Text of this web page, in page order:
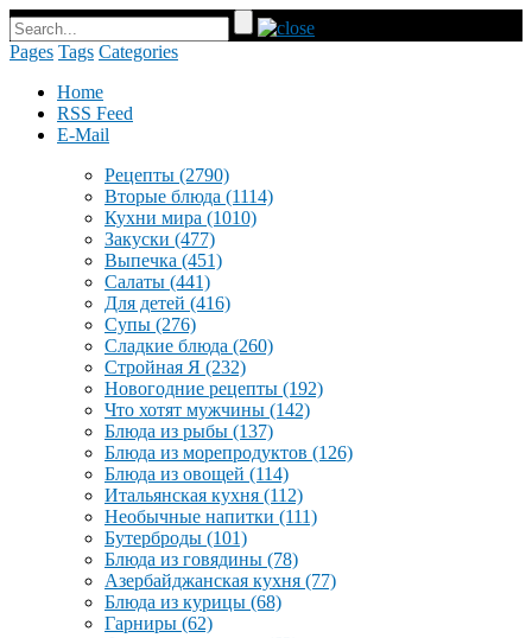
Pages Tags Categories
Home
RSS Feed
E-Mail
Рецепты (2790)
Вторые блюда (1114)
Кухни мира (1010)
Закуски (477)
Выпечка (451)
Салаты (441)
Для детей (416)
Супы (276)
Сладкие блюда (260)
Стройная Я (232)
Новогодние рецепты (192)
Что хотят мужчины (142)
Блюда из рыбы (137)
Блюда из морепродуктов (126)
Блюда из овощей (114)
Итальянская кухня (112)
Необычные напитки (111)
Бутерброды (101)
Блюда из говядины (78)
Азербайджанская кухня (77)
Блюда из курицы (68)
Гарниры (62)